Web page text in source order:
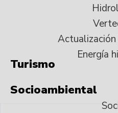
Energía
Turismo
Socioambiental